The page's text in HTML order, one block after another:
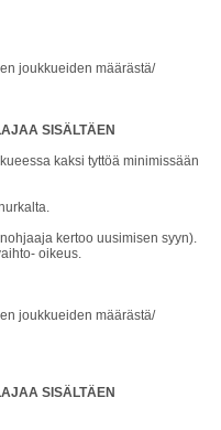
joukkueiden määrästä/
SISÄLTÄEN
kaksi tyttöä minimissään
kertoo uusimisen syyn).
oikeus.
joukkueiden määrästä/
SISÄLTÄEN